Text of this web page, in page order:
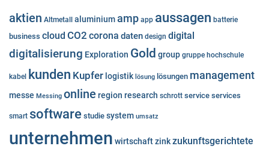
aktien Altmetall aluminiumamp app aussagen batterie
business cloud CO2 corona daten design digital
digitalisierung Exploration Gold group gruppe hochschule
kabel kunden Kupfer logistik lösung lösungen management
messe Messing online region research schrott service services
smart software studie system umsatz
unternehmen wirtschaftzinkzukunftsgerichtete